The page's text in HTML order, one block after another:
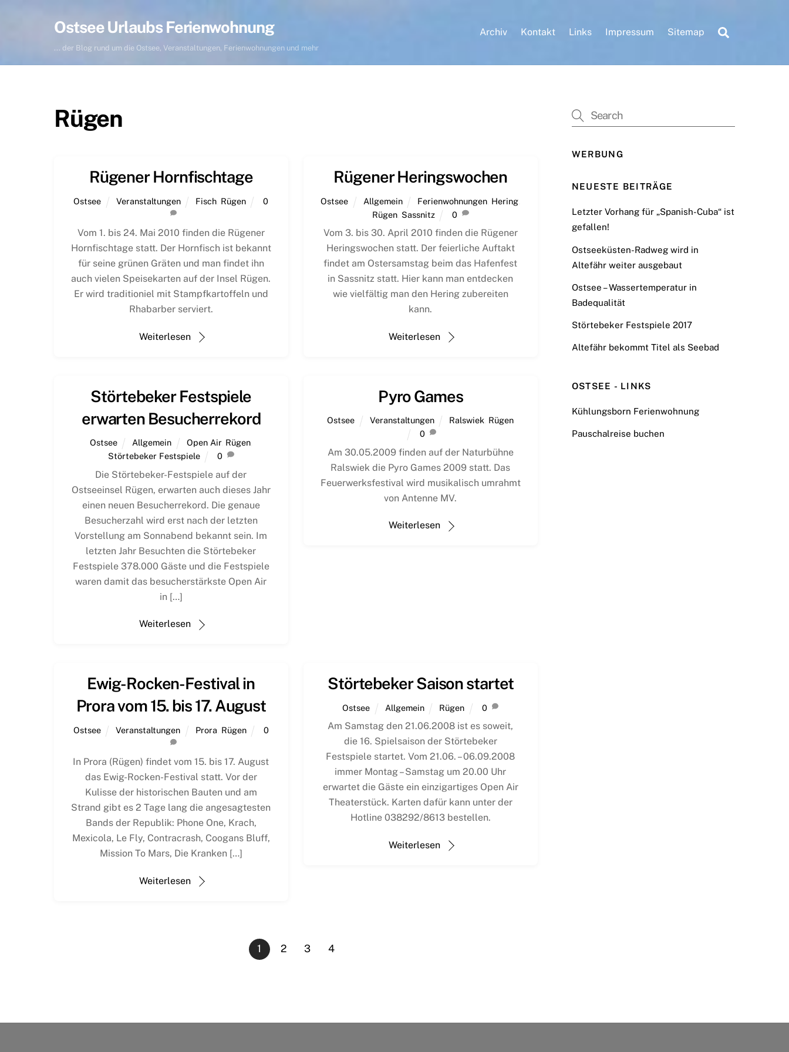
Ostsee Urlaubs Ferienwohnung
... der Blog rund um die Ostsee, Veranstaltungen, Ferienwohnungen und mehr
Archiv Kontakt Links Impressum Sitemap
Rügen
Rügener Hornfischtage
Ostsee Veranstaltungen Fisch Rügen 0
Vom 1. bis 24. Mai 2010 finden die Rügener
Hornfischtage statt. Der Hornfisch ist bekannt
für seine grünen Gräten und man findet ihn
auch vielen Speisekarten auf der Insel Rügen.
Er wird traditioniel mit Stampfkartoffeln und
Rhabarber serviert.
Weiterlesen
Rügener Heringswochen
Ostsee Allgemein Ferienwohnungen Hering
Rügen, Sassnitz 0
Vom 3. bis 30. April 2010 finden die Rügener
Heringswochen statt. Der feierliche Auftakt
findet am Ostersamstag beim das Hafenfest
in Sassnitz statt. Hier kann man entdecken
wie vielfältig man den Hering zubereiten
kann.
Weiterlesen
Störtebeker Festspiele
erwarten Besucherrekord
Ostsee Allgemein Open Air, Rügen,
Störtebeker Festspiele
0
Die Störtebeker-Festspiele auf der
Ostseeinsel Rügen, erwarten auch dieses Jahr
einen neuen Besucherrekord. Die genaue
Besucherzahl wird erst nach der letzten
Vorstellung am Sonnabend bekannt sein. Im
letzten Jahr Besuchten die Störtebeker
Festspiele 378.000 Gäste und die Festspiele
waren damit das besucherstärkste Open Air
in […]
Weiterlesen
Pyro Games
Ostsee Veranstaltungen Ralswiek Rügen
0
Am 30.05.2009 finden auf der Naturbühne
Ralswiek die Pyro Games 2009 statt. Das
Feuerwerksfestival wird musikalisch umrahmt
von Antenne MV.
Weiterlesen
Ewig-Rocken-Festival in
Prora vom 15. bis 17. August
Ostsee Veranstaltungen Prora Rügen 0
In Prora (Rügen) findet vom 15. bis 17. August
das Ewig-Rocken-Festival statt. Vor der
Kulisse der historischen Bauten und am
Strand gibt es 2 Tage lang die angesagtesten
Bands der Republik: Phone One, Krach,
Mexicola, Le Fly, Contracrash, Coogans Bluff,
Mission To Mars, Die Kranken […]
Weiterlesen
Störtebeker Saison startet
Ostsee Allgemein Rügen 0
Am Samstag den 21.06.2008 ist es soweit,
die 16. Spielsaison der Störtebeker
Festspiele startet. Vom 21.06. – 06.09.2008
immer Montag – Samstag um 20.00 Uhr
erwartet die Gäste ein einzigartiges Open Air
Theaterstück. Karten dafür kann unter der
Hotline 038292/8613 bestellen.
Weiterlesen
1 2 3 4
WERBUNG
NEUESTE BEITRÄGE
Letzter Vorhang für „Spanish-Cuba“ ist
gefallen!
Ostseeküsten-Radweg wird in
Altefähr weiter ausgebaut
Ostsee – Wassertemperatur in
Badequalität
Störtebeker Festspiele 2017
Altefähr bekommt Titel als Seebad
OSTSEE - LINKS
Kühlungsborn Ferienwohnung
Pauschalreise buchen